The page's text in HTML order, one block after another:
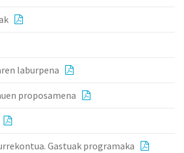
laburpena
proposamena
Gastuak programaka